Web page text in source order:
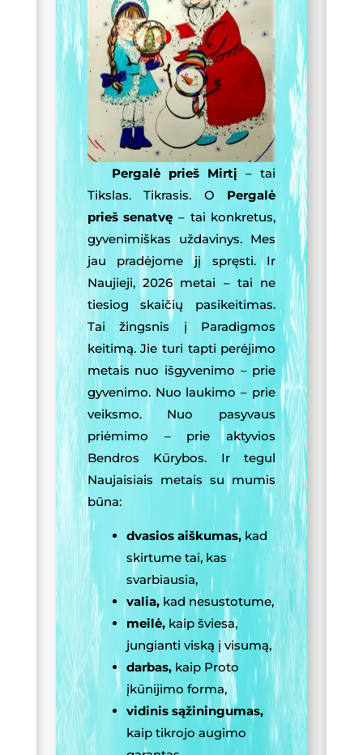
Pergalė prieš Mirtį – tai
Tikslas. Tikrasis. O Pergalė
prieš senatvę – tai konkretus,
gyvenimiškas uždavinys. Mes
jau pradėjome jį spręsti. Ir
Naujieji, 2026 metai – tai ne
tiesiog skaičių pasikeitimas.
Tai žingsnis į Paradigmos
keitimą. Jie turi tapti perėjimo
metais nuo išgyvenimo – prie
gyvenimo. Nuo laukimo – prie
veiksmo. Nuo pasyvaus
priėmimo – prie aktyvios
Bendros Kūrybos. Ir tegul
Naujaisiais metais su mumis
būna:
dvasios aiškumas,kad
skirtume tai, kas
svarbiausia,
valia,kad nesustotume,
meilė,kaip šviesa,
jungianti viską į visumą,
darbas,kaip Proto
įkūnijimo forma,
vidinis sąžiningumas,
kaip tikrojo augimo